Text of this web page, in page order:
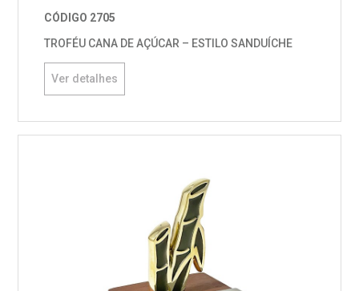
CÓDIGO 2705
TROFÉU CANA DE AÇÚCAR – ESTILO SANDUÍCHE
Ver detalhes